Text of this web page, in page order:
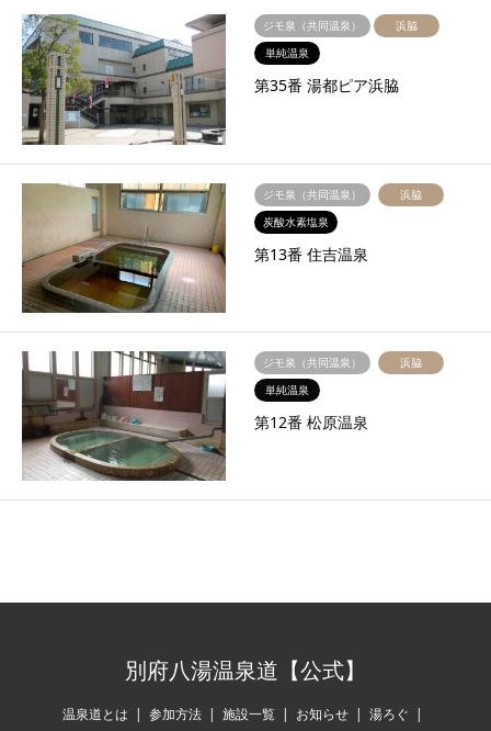
ジモ泉（共同温泉）
浜脇
単純温泉
第35番 湯都ピア浜脇
ジモ泉（共同温泉）
浜脇
炭酸水素塩泉
第13番 住吉温泉
ジモ泉（共同温泉）
浜脇
単純温泉
第12番 松原温泉
別府八湯温泉道【公式】
温泉道とは 参加方法 施設一覧 お知らせ 湯ろぐ